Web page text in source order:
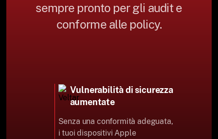
sempre pronto per gli audit e
conforme alle policy.
Vulnerabilità di sicurezza
aumentate
Senza una conformità adeguata,
i tuoi dispositivi Apple